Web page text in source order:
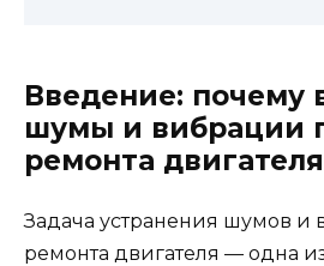
Введение: почему
шумы и вибрации
ремонта двигателя
Задача устранения шумов и
ремонта двигателя — одна